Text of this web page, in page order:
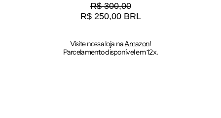
Preço normal
R$ 300,00
Preço promocional
R$ 250,00 BRL
Visite nossa loja naAmazon!
Parcelamento disponível em 12x.